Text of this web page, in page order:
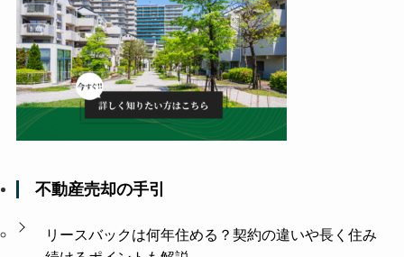
不動産売却の手引
リースバックは何年住める？契約の違いや長く住み